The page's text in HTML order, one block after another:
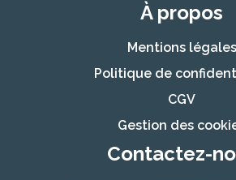
À propos
Mentions légales
Politique de
CGV
Gestion des
Contactez-